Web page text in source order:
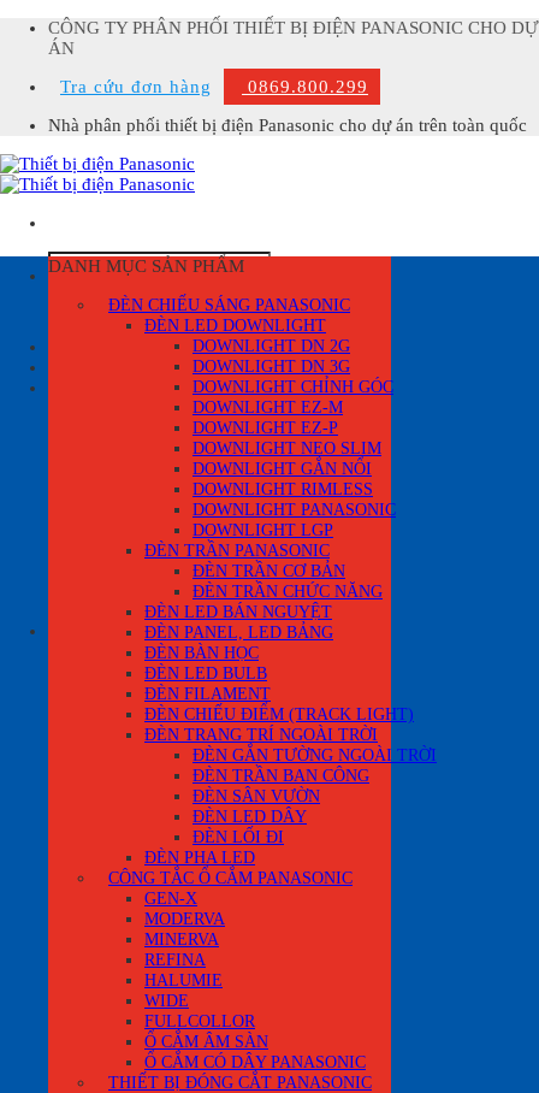
Skip
CÔNG TY PHÂN PHỐI THIẾT BỊ ĐIỆN PANASONIC CHO DỰ
ÁN
Tra cứu đơn hàng
0869.800.299
Nhà phân phối thiết bị điện Panasonic cho dự án trên toàn quốc
Tìm
Chưa có sản phẩm trong giỏ hàng.
Quay trở lại cửa hàng
DANH MỤC SẢN PHẨM
ĐÈN CHIẾU SÁNG PANASONIC
ĐÈN LED DOWNLIGHT
DOWNLIGHT DN 2G
DOWNLIGHT DN 3G
DOWNLIGHT CHỈNH GÓC
DOWNLIGHT EZ-M
DOWNLIGHT EZ-P
DOWNLIGHT NEO SLIM
DOWNLIGHT GẮN NỔI
DOWNLIGHT RIMLESS
DOWNLIGHT PANASONIC
DOWNLIGHT LGP
ĐÈN TRẦN PANASONIC
ĐÈN TRẦN CƠ BẢN
ĐÈN TRẦN CHỨC NĂNG
ĐÈN LED BÁN NGUYỆT
ĐÈN PANEL, LED BẢNG
ĐÈN BÀN HỌC
ĐÈN LED BULB
ĐÈN FILAMENT
ĐÈN CHIẾU ĐIỂM (TRACK LIGHT)
ĐÈN TRANG TRÍ NGOÀI TRỜI
ĐÈN GẮN TƯỜNG NGOÀI TRỜI
ĐÈN TRẦN BAN CÔNG
ĐÈN SÂN VƯỜN
ĐÈN LED DÂY
ĐÈN LỐI ĐI
ĐÈN PHA LED
CÔNG TẮC Ổ CẮM PANASONIC
GEN-X
MODERVA
MINERVA
REFINA
HALUMIE
WIDE
FULLCOLLOR
Ổ CẮM ÂM SÀN
Ổ CẮM CÓ DÂY PANASONIC
THIẾT BỊ ĐÓNG CẮT PANASONIC